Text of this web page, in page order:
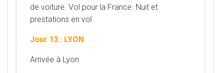
de voiture. Vol pour la France. Nuit et
prestations en vol
Jour 13 : LYON
Arrivée à Lyon